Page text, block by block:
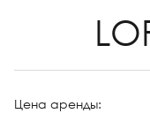
Цена аренды: